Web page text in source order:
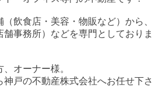
飲食店・美容・物販など）から、
事務所）などを専門としておりま
オーナー様。
戸の不動産株式会社へお任せ下さ